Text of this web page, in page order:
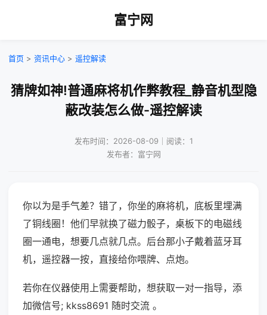
富宁网
首页 > 资讯中心 > 遥控解读
猜牌如神!普通麻将机作弊教程_静音机型隐
蔽改装怎么做-遥控解读
发布时间：2026-08-09｜阅读：1
发布者：富宁网
你以为是手气差？错了，你坐的麻将机，底板里埋满
了铜线圈！他们早就换了磁力骰子，桌板下的电磁线
圈一通电，想要几点就几点。后台那小子戴着蓝牙耳
机，遥控器一按，直接给你喂牌、点炮。
若你在仪器使用上需要帮助，想获取一对一指导，添
加微信号; kkss8691 随时交流 。